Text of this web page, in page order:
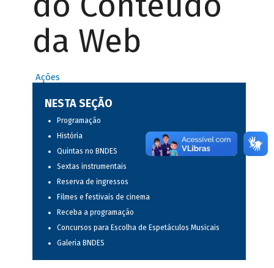
da Web
Ações
NESTA SEÇÃO
Programação
História
Quintas no BNDES
Sextas instrumentais
Reserva de ingressos
Filmes e festivais de cinema
Receba a programação
Concursos para Escolha de Espetáculos Musicais
Galeria BNDES